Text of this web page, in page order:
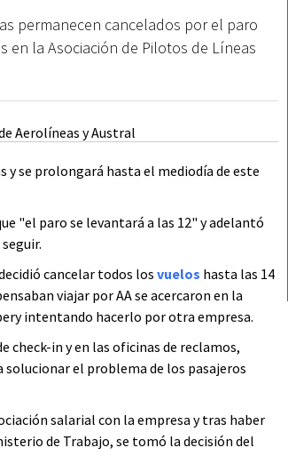
permanecen cancelados por el paro
en la Asociación de Pilotos de Líneas
y se prolongará hasta el mediodía de este
"el paro se levantará a las 12" y adelantó
cancelar todos los vuelos hasta las 14
viajar por AA se acercaron en la
intentando hacerlo por otra empresa.
check-in y en las oficinas de reclamos,
el problema de los pasajeros
salarial con la empresa y tras haber
de Trabajo, se tomó la decisión del